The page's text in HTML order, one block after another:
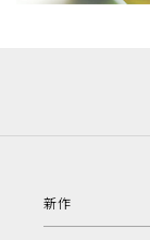
新作